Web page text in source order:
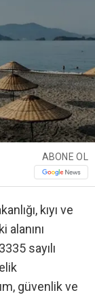
ABONE OL
kıyı ve
sayılı
güvenlik ve